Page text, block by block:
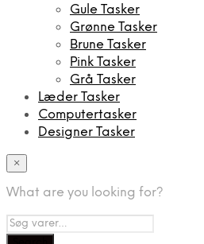
Gule Tasker
Grønne Tasker
Brune Tasker
Pink Tasker
Grå Tasker
Læder Tasker
Computertasker
Designer Tasker
×
What are you looking for?